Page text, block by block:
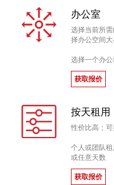
办公室
选择当前所
择办公空间大
选择一个办
获取报价
按天租用
性价比高；可
个人或团队
或任意天数
获取报价